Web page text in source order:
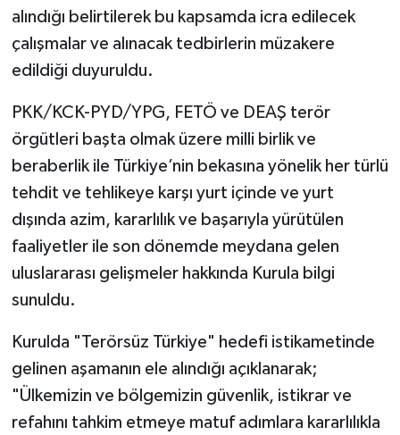
alındığı belirtilerek bu kapsamda icra edilecek
çalışmalar ve alınacak tedbirlerin müzakere
edildiği duyuruldu.
PKK/KCK-PYD/YPG, FETÖ ve DEAŞ terör
örgütleri başta olmak üzere milli birlik ve
beraberlik ile Türkiye’nin bekasına yönelik her türlü
tehdit ve tehlikeye karşı yurt içinde ve yurt
dışında azim, kararlılık ve başarıyla yürütülen
faaliyetler ile son dönemde meydana gelen
uluslararası gelişmeler hakkında Kurula bilgi
sunuldu.
Kurulda "Terörsüz Türkiye" hedefi istikametinde
gelinen aşamanın ele alındığı açıklanarak;
"Ülkemizin ve bölgemizin güvenlik, istikrar ve
refahını tahkim etmeye matuf adımlara kararlılıkla